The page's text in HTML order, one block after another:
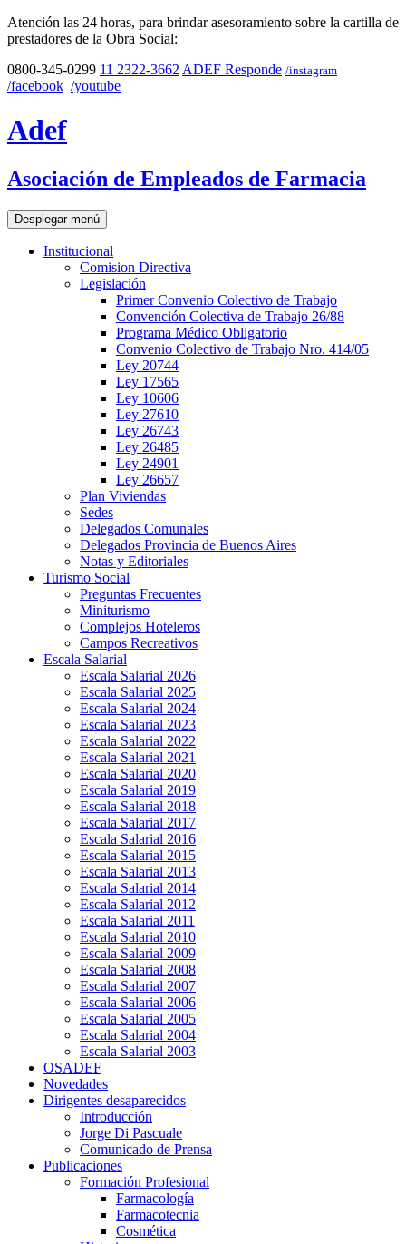
Atención las 24 horas, para brindar asesoramiento sobre la cartilla de
prestadores de la Obra Social:
0800-345-0299 11 2322-3662 ADEF Responde /instagram
/facebook /youtube
Adef
Asociación de Empleados de Farmacia
Desplegar menú
Institucional
Comision Directiva
Legislación
Primer Convenio Colectivo de Trabajo
Convención Colectiva de Trabajo 26/88
Programa Médico Obligatorio
Convenio Colectivo de Trabajo Nro. 414/05
Ley 20744
Ley 17565
Ley 10606
Ley 27610
Ley 26743
Ley 26485
Ley 24901
Ley 26657
Plan Viviendas
Sedes
Delegados Comunales
Delegados Provincia de Buenos Aires
Notas y Editoriales
Turismo Social
Preguntas Frecuentes
Miniturismo
Complejos Hoteleros
Campos Recreativos
Escala Salarial
Escala Salarial 2026
Escala Salarial 2025
Escala Salarial 2024
Escala Salarial 2023
Escala Salarial 2022
Escala Salarial 2021
Escala Salarial 2020
Escala Salarial 2019
Escala Salarial 2018
Escala Salarial 2017
Escala Salarial 2016
Escala Salarial 2015
Escala Salarial 2013
Escala Salarial 2014
Escala Salarial 2012
Escala Salarial 2011
Escala Salarial 2010
Escala Salarial 2009
Escala Salarial 2008
Escala Salarial 2007
Escala Salarial 2006
Escala Salarial 2005
Escala Salarial 2004
Escala Salarial 2003
OSADEF
Novedades
Dirigentes desaparecidos
Introducción
Jorge Di Pascuale
Comunicado de Prensa
Publicaciones
Formación Profesional
Farmacología
Farmacotecnia
Cosmética